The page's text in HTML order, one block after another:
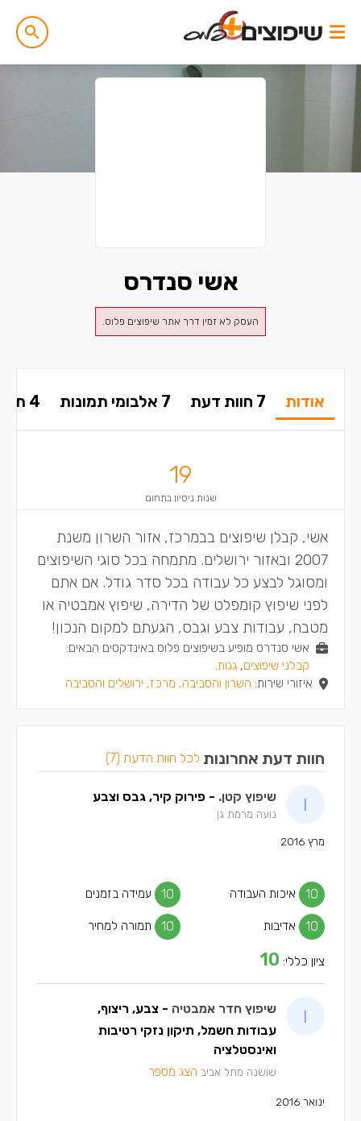
אשי סנדרס
העסק לא זמין דרך אתר שיפוצים פלוס.
אודות 7 חוות דעת 7 אלבומי תמונות 4 תשובות בפורום
אשי, קבלן שיפוצים בבמרכז, אזור השרון משנת
2007 ובאזור ירושלים. מתמחה בכל סוגי השיפוצים
ומסוגל לבצע כל עבודה בכל סדר גודל. אם אתם
לפני שיפוץ קומפלט של הדירה, שיפוץ אמבטיה או
מטבח, עבודות צבע וגבס, הגעתם למקום הנכון!
אשי סנדרס מופיע בשיפוצים פלוס באינדקסים הבאים:
קבלני שיפוצים, גגות.
איזורי שירות: השרון והסביבה, מרכז, ירושלים והסביבה
19
שנות ניסיון בתחום
חוות דעת אחרונות לכל חוות הדעת (7)
שיפוץ קטן. - פירוק קיר, גבס וצבע
נועה מרמת גן
מרץ 2016
איכות העבודה 10 עמידה בזמנים 10
אדיבות 10 תמורה למחיר 10
ציון כללי: 10
שיפוץ חדר אמבטיה - צבע, ריצוף,
עבודות חשמל, תיקון נזקי רטיבות
ואינסטלציה
שושנה מתל אביב הצג מספר
ינואר 2016